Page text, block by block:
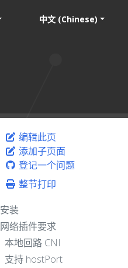
中文 (Chinese)
编辑此页
添加子页面
登记一个问题
整节打印
安装
网络插件要求
本地回路 CNI
支持 hostPort